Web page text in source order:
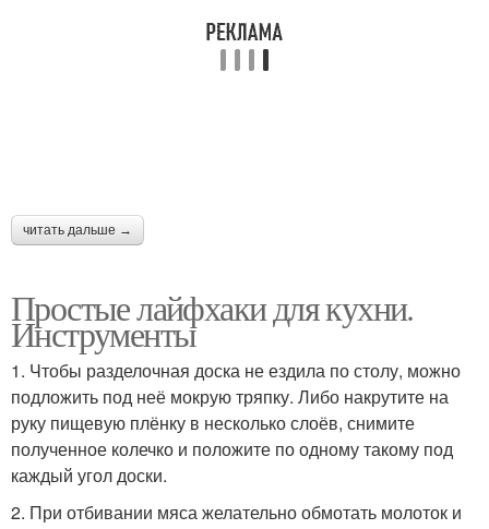
читать дальше →
Простые лайфхаки для кухни.
Инструменты
1. Чтобы разделочная доска не ездила по столу, можно
подложить под неё мокрую тряпку. Либо накрутите на
руку пищевую плёнку в несколько слоёв, снимите
полученное колечко и положите по одному такому под
каждый угол доски.
2. При отбивании мяса желательно обмотать молоток и